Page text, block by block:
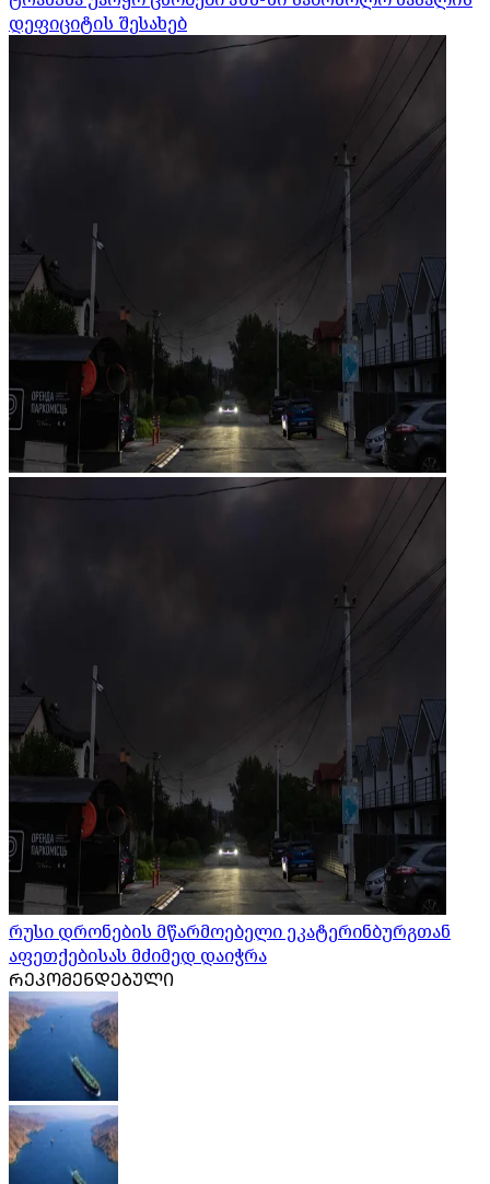
დეფიციტის შესახებ
რუსი დრონების მწარმოებელი ეკატერინბურგთან
აფეთქებისას მძიმედ დაიჭრა
ᲠᲔᲙᲝᲛᲔᲜᲓᲔᲑᲣᲚᲘ